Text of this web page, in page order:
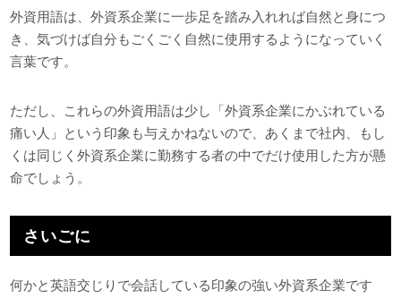
外資用語は、外資系企業に一歩足を踏み入れれば自然と身につ
き、気づけば自分もごくごく自然に使用するようになっていく
言葉です。
ただし、これらの外資用語は少し「外資系企業にかぶれている
痛い人」という印象も与えかねないので、あくまで社内、もし
くは同じく外資系企業に勤務する者の中でだけ使用した方が懸
命でしょう。
さいごに
何かと英語交じりで会話している印象の強い外資系企業です